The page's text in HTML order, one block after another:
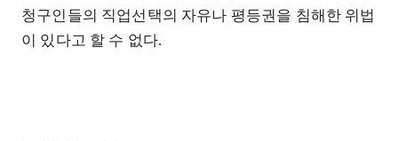
청구인들의 직업선택의 자유나 평등권을 침해한 위법
이 있다고 할 수 없다.